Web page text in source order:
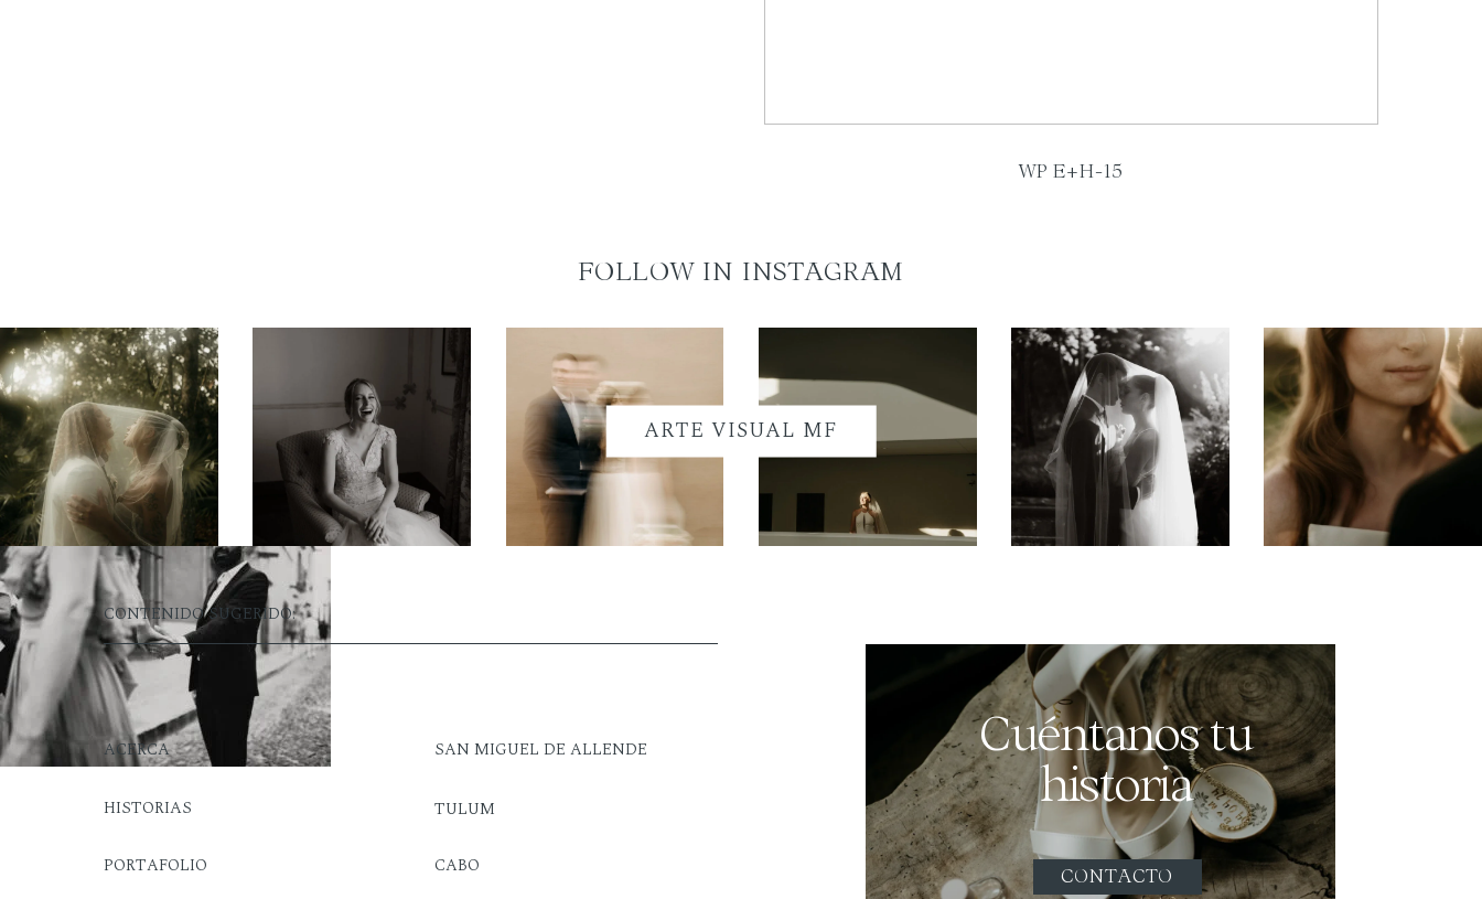
WP E+H-15
FOLLOW IN INSTAGRAM
ARTE VISUAL MF
CONTENIDO SUGERIDO:
Cuéntanos tu
historia
ACERCA SAN MIGUEL DE ALLENDE
HISTORIAS TULUM
PORTAFOLIO CABO CONTACTO